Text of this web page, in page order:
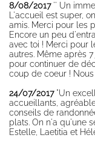
8/08/2017'' Un
L'accueil est super,
amis. Merci pour les
Encore un peu
avec toi ! Merci pour
autres. Même après
pour continuer de
coup de coeur !
24/07/2017 "Un
accueillants,
conseils de
plats. On n'a qu'une
Estelle, Laetitia et